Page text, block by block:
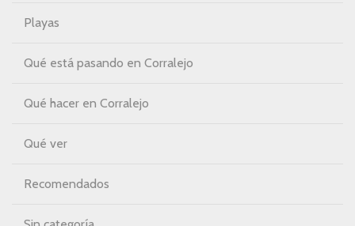
Playas
Qué está pasando en Corralejo
Qué hacer en Corralejo
Qué ver
Recomendados